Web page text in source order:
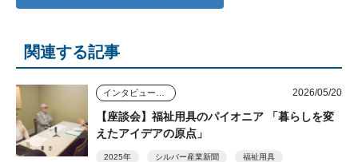
関連する記事
2026/05/20
【座談会】福祉用具のパイオニア 「暮らしを変
えたアイデアの原点」
2025年 シルバー産業新聞 福祉用具